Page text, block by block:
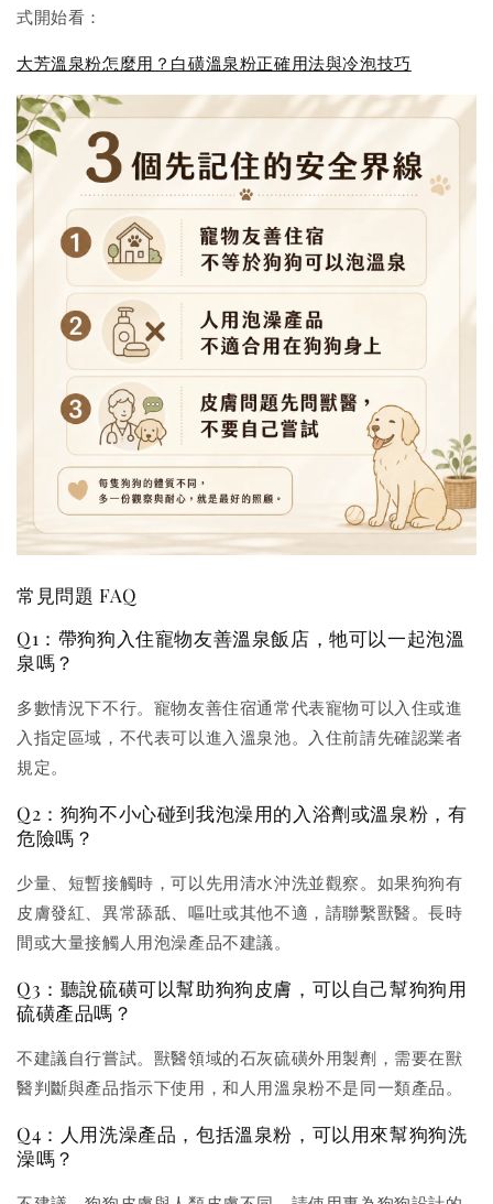
式開始看：
大芳溫泉粉怎麼用？白磺溫泉粉正確用法與冷泡技巧
常見問題 FAQ
Q1：帶狗狗入住寵物友善溫泉飯店，牠可以一起泡溫
泉嗎？
多數情況下不行。寵物友善住宿通常代表寵物可以入住或進
入指定區域，不代表可以進入溫泉池。入住前請先確認業者
規定。
Q2：狗狗不小心碰到我泡澡用的入浴劑或溫泉粉，有
危險嗎？
少量、短暫接觸時，可以先用清水沖洗並觀察。如果狗狗有
皮膚發紅、異常舔舐、嘔吐或其他不適，請聯繫獸醫。長時
間或大量接觸人用泡澡產品不建議。
Q3：聽說硫磺可以幫助狗狗皮膚，可以自己幫狗狗用
硫磺產品嗎？
不建議自行嘗試。獸醫領域的石灰硫磺外用製劑，需要在獸
醫判斷與產品指示下使用，和人用溫泉粉不是同一類產品。
Q4：人用洗澡產品，包括溫泉粉，可以用來幫狗狗洗
澡嗎？